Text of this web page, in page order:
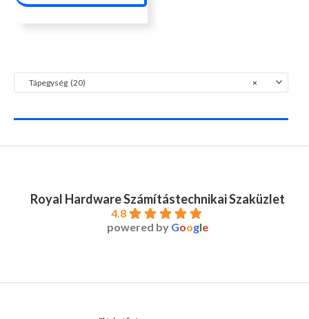
×
Tápegység (20)
Royal Hardware Számítástechnikai Szaküzlet
4.8
powered by Google